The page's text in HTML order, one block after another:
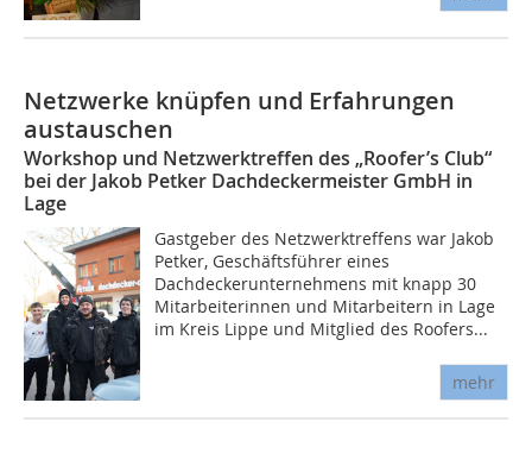
Netzwerke knüpfen und Erfahrungen
austauschen
Workshop und Netzwerktreffen des „Roofer’s Club“
bei der Jakob Petker Dachdeckermeister GmbH in
Lage
Gastgeber des Netzwerktreffens war Jakob
Petker, Geschäftsführer eines
Dachdeckerunternehmens mit knapp 30
Mitarbeiterinnen und Mitarbeitern in Lage
im Kreis Lippe und Mitglied des Roofers...
mehr